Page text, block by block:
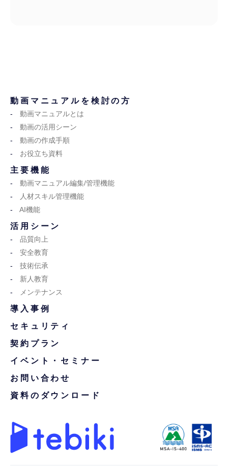
動画マニュアルを検討の方
動画マニュアルとは
動画の活用シーン
動画の作成手順
お役立ち資料
主要機能
動画マニュアル編集/管理機能
人材スキル管理機能
AI機能
活用シーン
品質向上
安全教育
技術伝承
新人教育
メンテナンス
導入事例
セキュリティ
契約プラン
イベント・セミナー
お問い合わせ
資料のダウンロード